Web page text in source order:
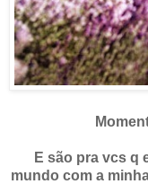
E são pra vcs q
mundo com a